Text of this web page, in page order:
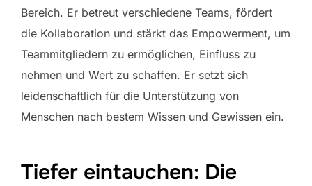
Bereich. Er betreut verschiedene Teams, fördert
die Kollaboration und stärkt das Empowerment, um
Teammitgliedern zu ermöglichen, Einfluss zu
nehmen und Wert zu schaffen. Er setzt sich
leidenschaftlich für die Unterstützung von
Menschen nach bestem Wissen und Gewissen ein.
Tiefer eintauchen: Die